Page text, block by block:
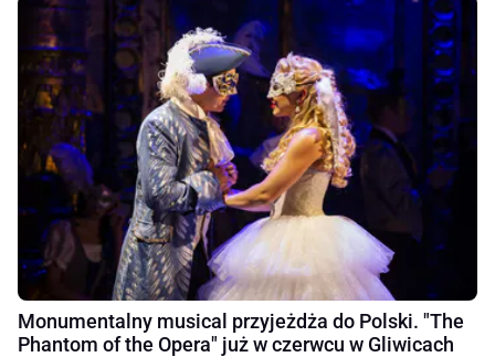
Monumentalny musical przyjeżdża do Polski. "The
Phantom of the Opera" już w czerwcu w Gliwicach